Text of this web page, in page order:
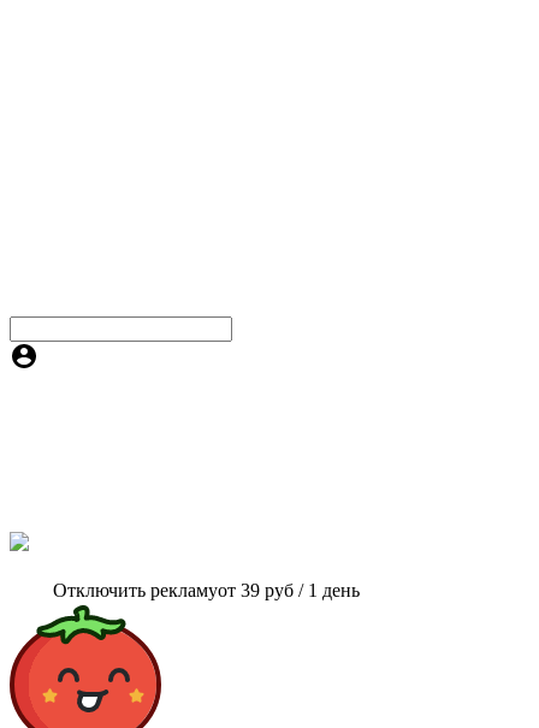
Отключить рекламуот 39 руб / 1 день